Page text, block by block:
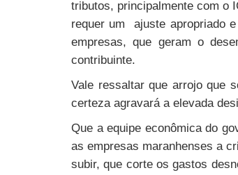
tributos, principalmente com o
requer um ajuste apropriado
empresas, que geram o
contribuinte.
Vale ressaltar que arrojo que
certeza agravará a elevada
Que a equipe econômica do
as empresas maranhenses a
subir, que corte os gastos